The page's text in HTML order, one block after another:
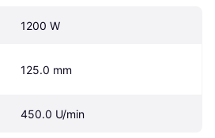
1200 W
125.0 mm
450.0 U/min